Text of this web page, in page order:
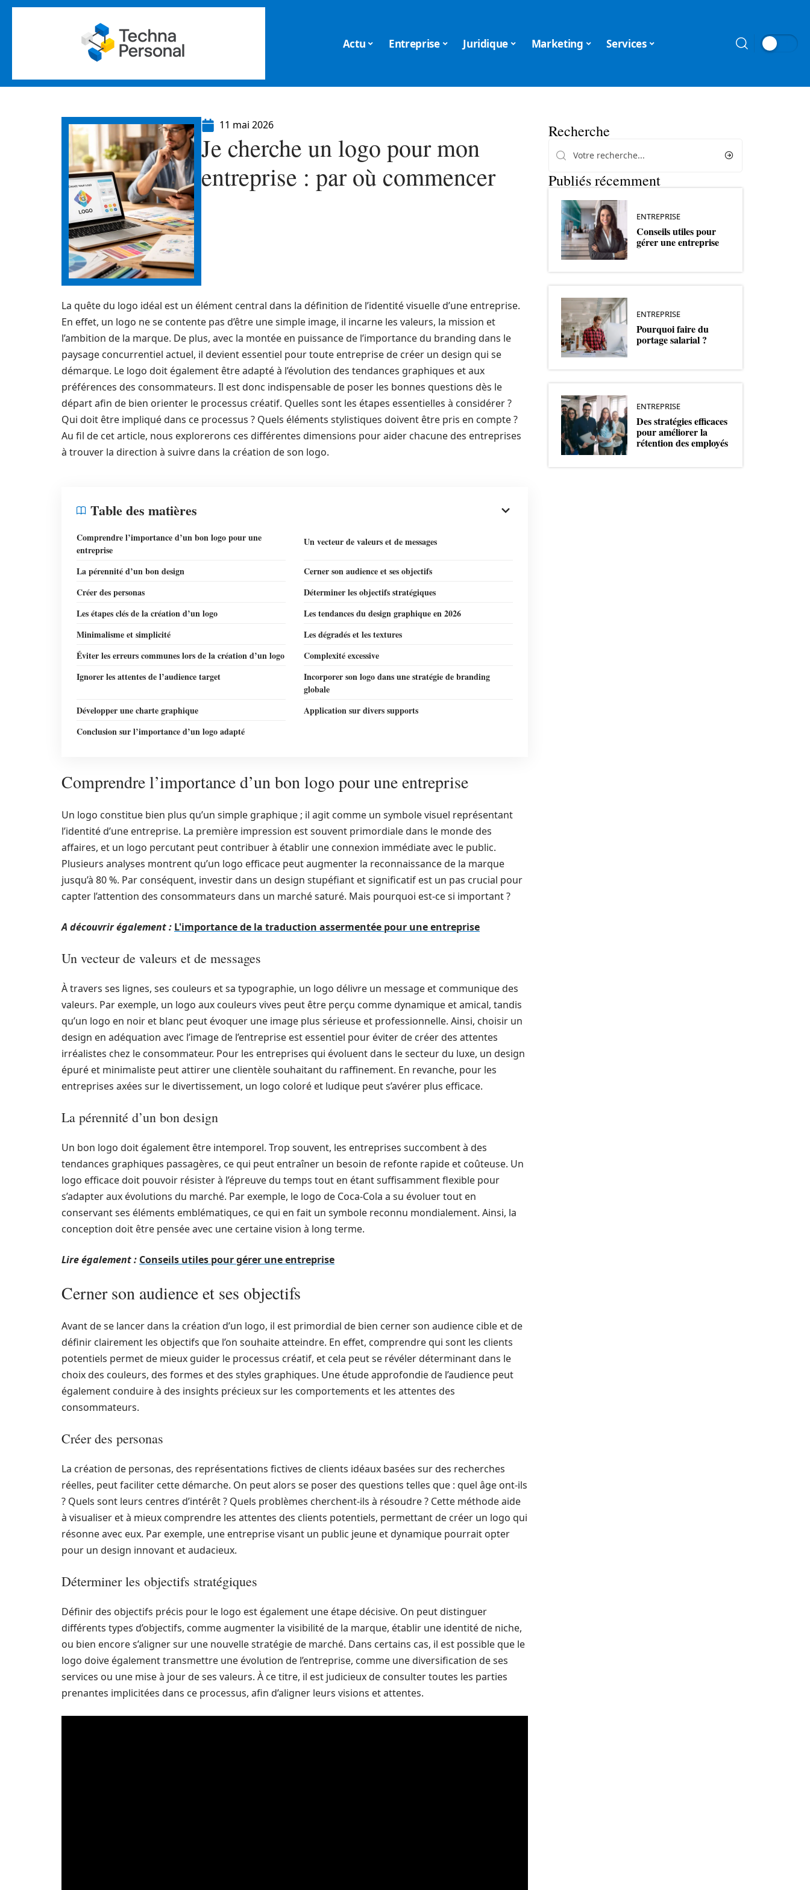
Actu Entreprise Juridique Marketing Services
11 mai 2026
Je cherche un logo pour mon
entreprise : par où commencer
La quête du logo idéal est un élément central dans la définition de l’identité visuelle d’une entreprise.
En effet, un logo ne se contente pas d’être une simple image, il incarne les valeurs, la mission et
l’ambition de la marque. De plus, avec la montée en puissance de l’importance du branding dans le
paysage concurrentiel actuel, il devient essentiel pour toute entreprise de créer un design qui se
démarque. Le logo doit également être adapté à l’évolution des tendances graphiques et aux
préférences des consommateurs. Il est donc indispensable de poser les bonnes questions dès le
départ afin de bien orienter le processus créatif. Quelles sont les étapes essentielles à considérer ?
Qui doit être impliqué dans ce processus ? Quels éléments stylistiques doivent être pris en compte ?
Au fil de cet article, nous explorerons ces différentes dimensions pour aider chacune des entreprises
à trouver la direction à suivre dans la création de son logo.
Table des matières
Comprendre l’importance d’un bon logo pour une
entreprise
Un vecteur de valeurs et de messages
La pérennité d’un bon design
Cerner son audience et ses objectifs
Créer des personas
Déterminer les objectifs stratégiques
Les étapes clés de la création d’un logo
Les tendances du design graphique en 2026
Minimalisme et simplicité
Les dégradés et les textures
Éviter les erreurs communes lors de la création d’un logo
Complexité excessive
Ignorer les attentes de l’audience target
Incorporer son logo dans une stratégie de branding
globale
Développer une charte graphique
Application sur divers supports
Conclusion sur l’importance d’un logo adapté
Comprendre l’importance d’un bon logo pour une entreprise
Un logo constitue bien plus qu’un simple graphique ; il agit comme un symbole visuel représentant
l’identité d’une entreprise. La première impression est souvent primordiale dans le monde des
affaires, et un logo percutant peut contribuer à établir une connexion immédiate avec le public.
Plusieurs analyses montrent qu’un logo efficace peut augmenter la reconnaissance de la marque
jusqu’à 80 %. Par conséquent, investir dans un design stupéfiant et significatif est un pas crucial pour
capter l’attention des consommateurs dans un marché saturé. Mais pourquoi est-ce si important ?
A découvrir également : L'importance de la traduction assermentée pour une entreprise
Un vecteur de valeurs et de messages
À travers ses lignes, ses couleurs et sa typographie, un logo délivre un message et communique des
valeurs. Par exemple, un logo aux couleurs vives peut être perçu comme dynamique et amical, tandis
qu’un logo en noir et blanc peut évoquer une image plus sérieuse et professionnelle. Ainsi, choisir un
design en adéquation avec l’image de l’entreprise est essentiel pour éviter de créer des attentes
irréalistes chez le consommateur. Pour les entreprises qui évoluent dans le secteur du luxe, un design
épuré et minimaliste peut attirer une clientèle souhaitant du raffinement. En revanche, pour les
entreprises axées sur le divertissement, un logo coloré et ludique peut s’avérer plus efficace.
La pérennité d’un bon design
Un bon logo doit également être intemporel. Trop souvent, les entreprises succombent à des
tendances graphiques passagères, ce qui peut entraîner un besoin de refonte rapide et coûteuse. Un
logo efficace doit pouvoir résister à l’épreuve du temps tout en étant suffisamment flexible pour
s’adapter aux évolutions du marché. Par exemple, le logo de Coca-Cola a su évoluer tout en
conservant ses éléments emblématiques, ce qui en fait un symbole reconnu mondialement. Ainsi, la
conception doit être pensée avec une certaine vision à long terme.
Lire également : Conseils utiles pour gérer une entreprise
Cerner son audience et ses objectifs
Avant de se lancer dans la création d’un logo, il est primordial de bien cerner son audience cible et de
définir clairement les objectifs que l’on souhaite atteindre. En effet, comprendre qui sont les clients
potentiels permet de mieux guider le processus créatif, et cela peut se révéler déterminant dans le
choix des couleurs, des formes et des styles graphiques. Une étude approfondie de l’audience peut
également conduire à des insights précieux sur les comportements et les attentes des
consommateurs.
Créer des personas
La création de personas, des représentations fictives de clients idéaux basées sur des recherches
réelles, peut faciliter cette démarche. On peut alors se poser des questions telles que : quel âge ont-ils
? Quels sont leurs centres d’intérêt ? Quels problèmes cherchent-ils à résoudre ? Cette méthode aide
à visualiser et à mieux comprendre les attentes des clients potentiels, permettant de créer un logo qui
résonne avec eux. Par exemple, une entreprise visant un public jeune et dynamique pourrait opter
pour un design innovant et audacieux.
Déterminer les objectifs stratégiques
Définir des objectifs précis pour le logo est également une étape décisive. On peut distinguer
différents types d’objectifs, comme augmenter la visibilité de la marque, établir une identité de niche,
ou bien encore s’aligner sur une nouvelle stratégie de marché. Dans certains cas, il est possible que le
logo doive également transmettre une évolution de l’entreprise, comme une diversification de ses
services ou une mise à jour de ses valeurs. À ce titre, il est judicieux de consulter toutes les parties
prenantes implicitées dans ce processus, afin d’aligner leurs visions et attentes.
Recherche
Publiés récemment
ENTREPRISE
Conseils utiles pour
gérer une entreprise
ENTREPRISE
Pourquoi faire du
portage salarial ?
ENTREPRISE
Des stratégies efficaces
pour améliorer la
rétention des employés